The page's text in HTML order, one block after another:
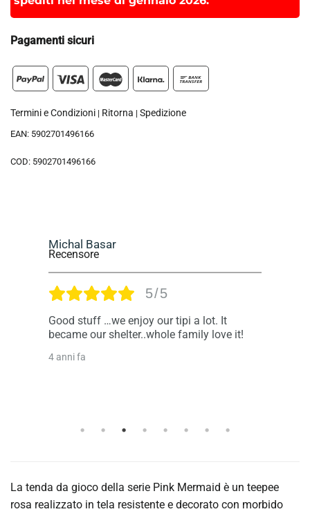
Pagamenti sicuri
Termini e Condizioni | Ritorna | Spedizione
EAN: 5902701496166
COD: 5902701496166
Michal Basar
Recensore
5/5
Good stuff …we enjoy our tipi a lot. It
became our shelter..whole family love it!
4 anni fa
La tenda da gioco della serie Pink Mermaid è un teepee
rosa realizzato in tela resistente e decorato con morbido